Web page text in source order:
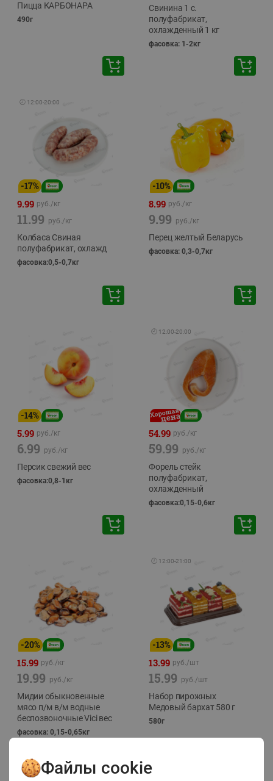
Пицца КАРБОНАРА
490г
Свинина 1 с.
полуфабрикат,
охлажденный 1 кг
фасовка: 1-2кг
🕘 12:00-20:00
-17%
9.99 руб./кг
11.99 руб./кг
Колбаса Свиная
полуфабрикат, охлажд
фасовка:0,5-0,7кг
-10%
8.99 руб./кг
9.99 руб./кг
Перец желтый Беларусь
фасовка: 0,3-0,7кг
-14%
5.99 руб./кг
6.99 руб./кг
Персик свежий вес
фасовка:0,8-1кг
🕘 12:00-20:00
54.99 руб./кг
59.99 руб./кг
Форель стейк
полуфабрикат,
охлажденный
фасовка:0,15-0,6кг
-20%
15.99 руб./кг
19.99 руб./кг
Мидии обыкновенные
мясо п/м в/м водные
беспозвоночные Vici вес
фасовка: 0,15-0,65кг
🕘 12:00-21:00
-13%
13.99 руб./шт
15.99 руб./шт
Набор пирожных
Медовый бархат 580 г
580г
Файлы cookie